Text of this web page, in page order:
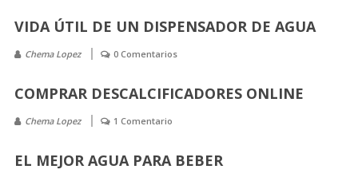
VIDA ÚTIL DE UN DISPENSADOR DE AGUA
Chema Lopez 0 Comentarios
COMPRAR DESCALCIFICADORES ONLINE
Chema Lopez 1 Comentario
EL MEJOR AGUA PARA BEBER